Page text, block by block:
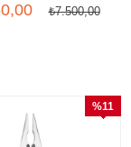
₺7.500,00
%11